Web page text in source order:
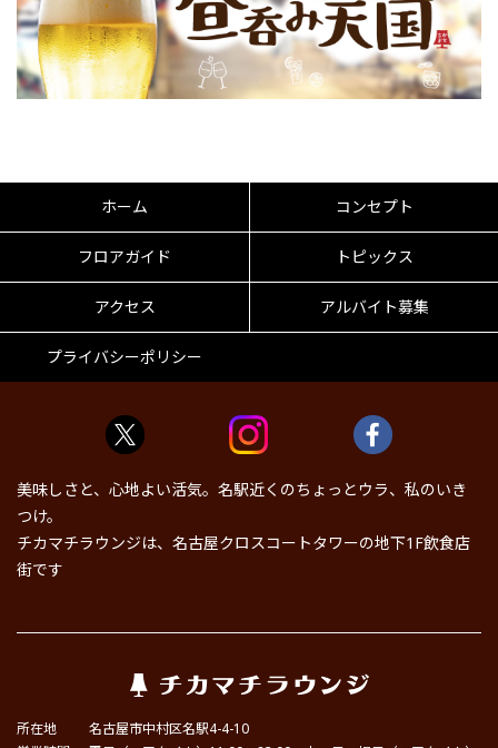
ホーム コンセプト
フロアガイド トピックス
アクセス アルバイト募集
プライバシーポリシー
美味しさと、心地よい活気。名駅近くのちょっとウラ、私のいき
つけ。
チカマチラウンジは、名古屋クロスコートタワーの地下1F飲食店
街です
所在地
名古屋市中村区名駅4-4-10